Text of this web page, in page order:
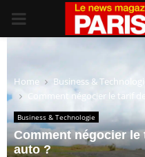
PRIMARY
Home
Business &
Comment négocier le tarif
Business & Technologie
Comment négocier
auto ?